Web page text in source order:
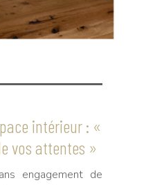
intérieur : «
vos attentes »
engagement de